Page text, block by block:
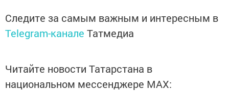
Следите за самым важным и интересным в
Telegram-канале Татмедиа
Читайте новости Татарстана в
национальном мессенджере MАХ: